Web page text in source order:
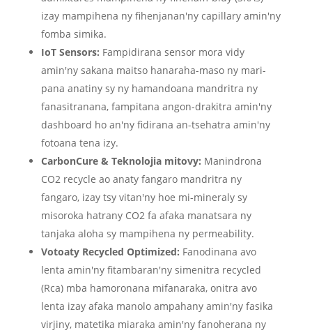
izay mampihena ny fihenjanan'ny capillary amin'ny
fomba simika.
IoT Sensors: Fampidirana sensor mora vidy
amin'ny sakana maitso hanaraha-maso ny mari-
pana anatiny sy ny hamandoana mandritra ny
fanasitranana, fampitana angon-drakitra amin'ny
dashboard ho an'ny fidirana an-tsehatra amin'ny
fotoana tena izy.
CarbonCure & Teknolojia mitovy: Manindrona
CO2 recycle ao anaty fangaro mandritra ny
fangaro, izay tsy vitan'ny hoe mi-mineraly sy
misoroka hatrany CO2 fa afaka manatsara ny
tanjaka aloha sy mampihena ny permeability.
Votoaty Recycled Optimized: Fanodinana avo
lenta amin'ny fitambaran'ny simenitra recycled
(Rca) mba hamoronana mifanaraka, onitra avo
lenta izay afaka manolo ampahany amin'ny fasika
virjiny, matetika miaraka amin'ny fanoherana ny